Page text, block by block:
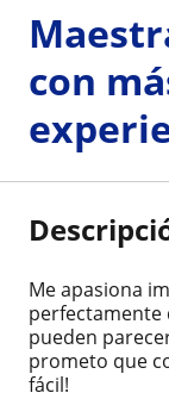
con
Me apasiona
perfectamente
pueden
prometo que
fácil!